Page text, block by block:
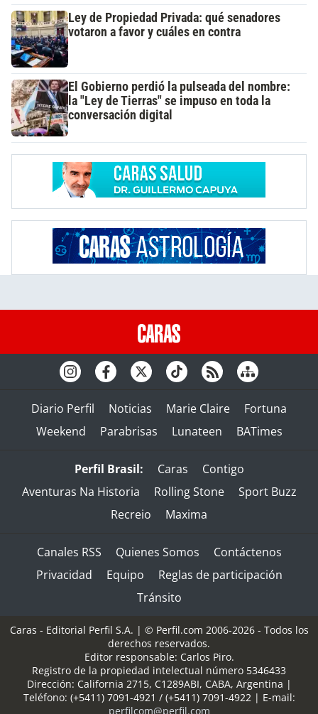
Ley de Propiedad Privada: qué senadores
votaron a favor y cuáles en contra
El Gobierno perdió la pulseada del nombre:
la "Ley de Tierras" se impuso en toda la
conversación digital
Diario Perfil Noticias Marie Claire
Fortuna
Weekend
Parabrisas Lunateen BATimes
Perfil Brasil: Caras
Contigo
Aventuras Na Historia
Rolling Stone
Sport Buzz
Recreio
Maxima
Canales RSS Quienes Somos
Contáctenos
Privacidad
Equipo
Reglas de participación
Tránsito
Caras - Editorial Perfil S.A. | © Perfil.com 2006-2026 - Todos los
derechos reservados.
Editor responsable: Carlos Piro.
Registro de la propiedad intelectual número 5346433
Dirección: California 2715, C1289ABI, CABA, Argentina |
Teléfono: (+5411) 7091-4921 / (+5411) 7091-4922| E-mail:
perfilcom@perfil.com